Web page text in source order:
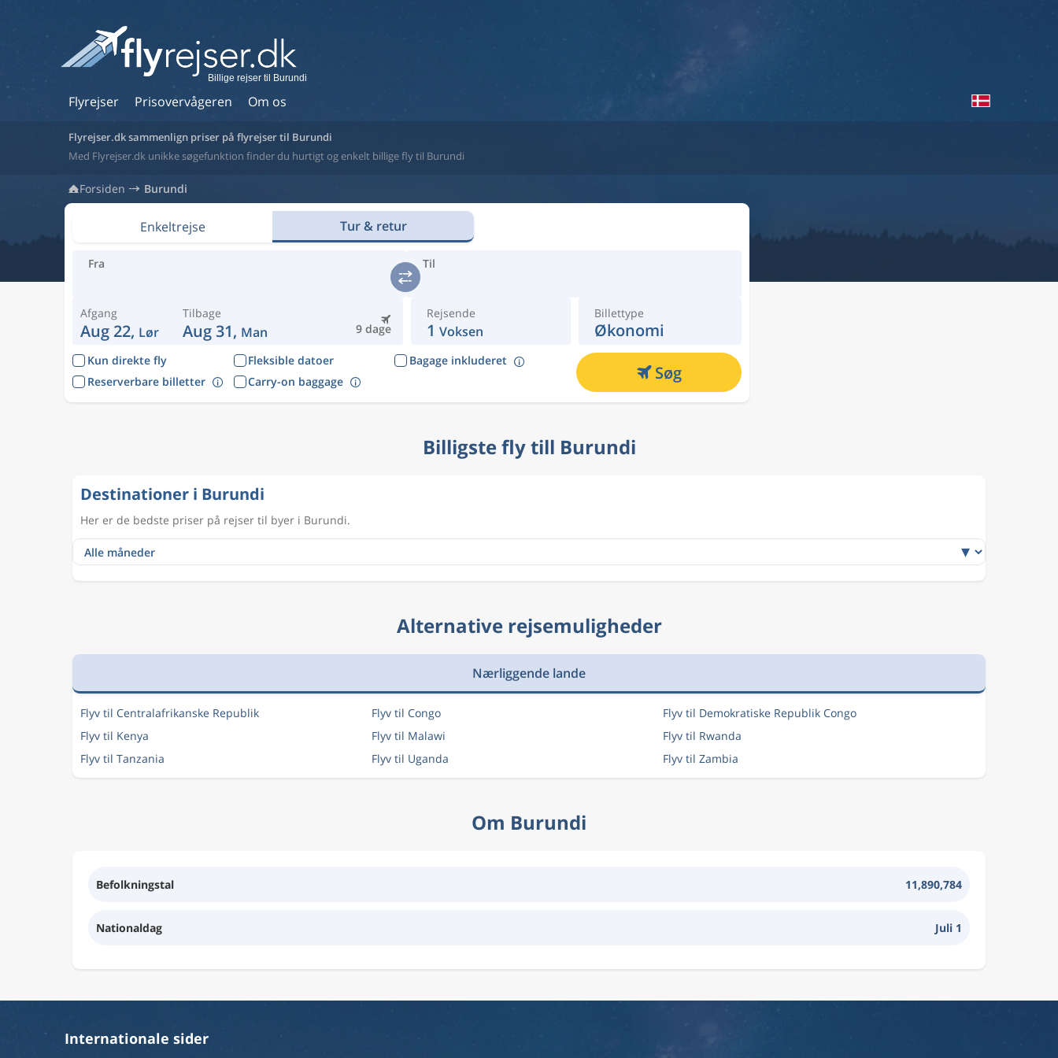
Flyrejser Prisovervågeren Om os
Billige rejser til Burundi
Flyrejser.dk sammenlign priser på flyrejser til Burundi
Med Flyrejser.dk unikke søgefunktion finder du hurtigt og enkelt billige fly til Burundi
Forsiden Burundi
Enkeltrejse Tur & retur
Fra Til
Afgang
Aug 22, Lør 9 dage
Tilbage
Aug 31, Man
Rejsende
1 Voksen
Billettype
Økonomi
Kun direkte fly Fleksible datoer
Bagage inkluderet
Reserverbare billetter
Carry-on baggage Søg
Billigste fly till Burundi
Destinationer i Burundi
Her er de bedste priser på rejser til byer i Burundi.
Alternative rejsemuligheder
Nærliggende lande
Flyv til Centralafrikanske Republik Flyv til Congo
Flyv til Demokratiske Republik Congo
Flyv til Kenya
Flyv til Malawi
Flyv til Rwanda
Flyv til Tanzania
Flyv til Uganda Flyv til Zambia
Om Burundi
Befolkningstal 11,890,784
Nationaldag Juli 1
Internationale sider